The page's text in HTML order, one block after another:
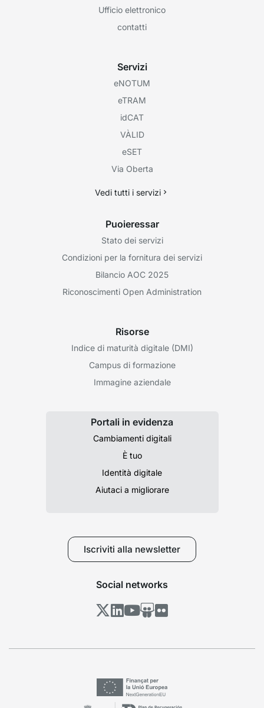
Ufficio elettronico
contatti
Servizi
eNOTUM
eTRAM
idCAT
VÀLID
eSET
Via Oberta
Vedi tutti i servizi
Puoieressar
Stato dei servizi
Condizioni per la fornitura dei servizi
Bilancio AOC 2025
Riconoscimenti Open Administration
Risorse
Indice di maturità digitale (DMI)
Campus di formazione
Immagine aziendale
Portali in evidenza
Cambiamenti digitali
È tuo
Identità digitale
Aiutaci a migliorare
Iscriviti alla newsletter
Social networks